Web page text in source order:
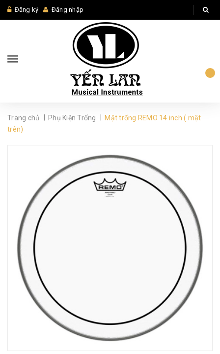
Đăng ký Đăng nhập
Trang chủ Phụ Kiện Trống
Mặt trống REMO 14 inch ( mặt
trên)